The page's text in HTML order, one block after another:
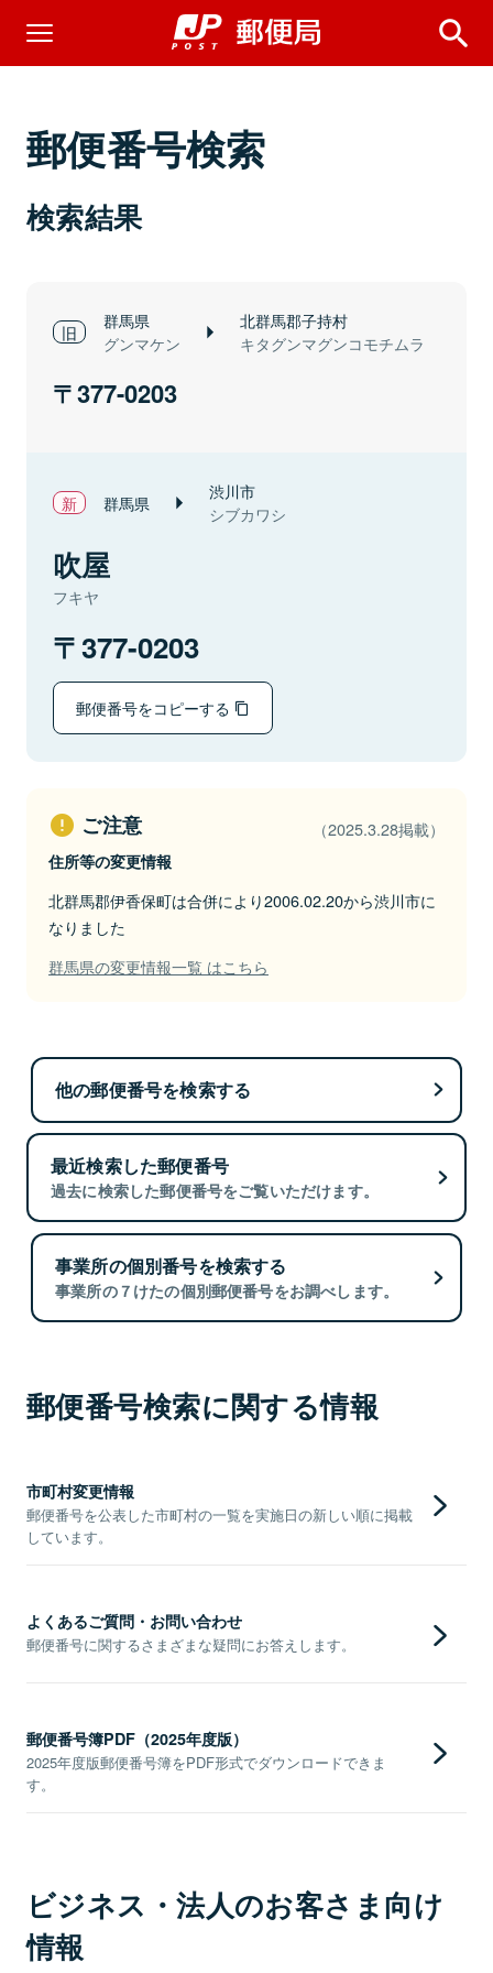
郵便番号検索
検索結果
群馬県
グンマケン
北群馬郡子持村
キタグンマグンコモチムラ
377-0203
群馬県 渋川市
シブカワシ
吹屋
フキヤ
377-0203
郵便番号をコピーする
ご注意 （2025.3.28掲載）
住所等の変更情報
北群馬郡伊香保町は合併により2006.02.20から渋川市に
なりました
群馬県の変更情報一覧 はこちら
他の郵便番号を検索する
最近検索した郵便番号
過去に検索した郵便番号をご覧いただけます。
事業所の個別番号を検索する
事業所の７けたの個別郵便番号をお調べします。
郵便番号検索に関する情報
市町村変更情報
郵便番号を公表した市町村の一覧を実施日の新しい順に掲載
しています。
よくあるご質問・お問い合わせ
郵便番号に関するさまざまな疑問にお答えします。
郵便番号簿PDF（2025年度版）
2025年度版郵便番号簿をPDF形式でダウンロードできま
す。
ビジネス・法人のお客さま向け
情報